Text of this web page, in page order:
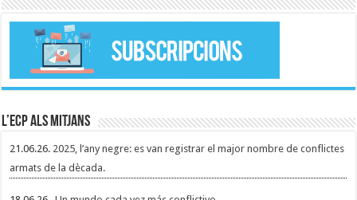
L’ECP als mitjans
21.06.26. 2025, l’any negre: es van registrar el major nombre de conflictes
armats de la dècada.